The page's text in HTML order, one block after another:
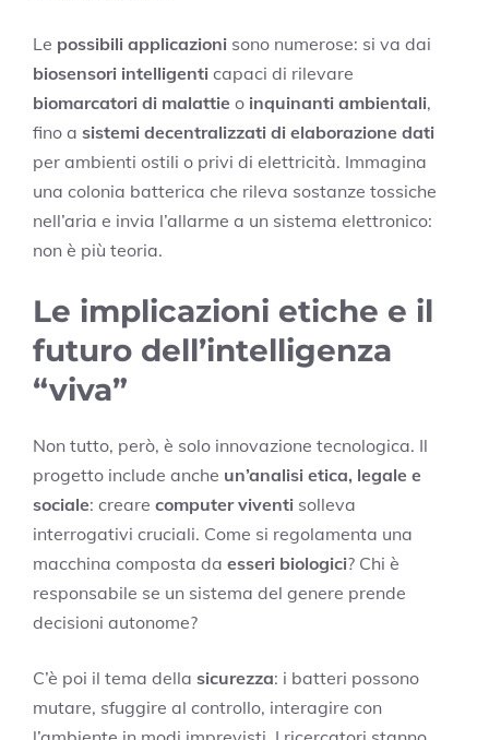
Le possibili applicazioni sono numerose: si va dai
biosensori intelligenti capaci di rilevare
biomarcatori di malattie o inquinanti ambientali,
fino a sistemi decentralizzati di elaborazione dati
per ambienti ostili o privi di elettricità. Immagina
una colonia batterica che rileva sostanze tossiche
nell’aria e invia l’allarme a un sistema elettronico:
non è più teoria.
Le implicazioni etiche e il
futuro dell’intelligenza
“viva”
Non tutto, però, è solo innovazione tecnologica. Il
progetto include anche un’analisi etica, legale e
sociale: creare computer viventi solleva
interrogativi cruciali. Come si regolamenta una
macchina composta da esseri biologici? Chi è
responsabile se un sistema del genere prende
decisioni autonome?
C’è poi il tema della sicurezza: i batteri possono
mutare, sfuggire al controllo, interagire con